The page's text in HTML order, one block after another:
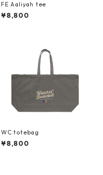
FE Aaliyah tee
¥8,800
WC totebag
¥8,800